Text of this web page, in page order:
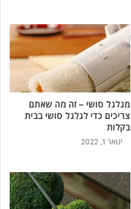
מגלגל סושי – זה מה שאתם
צריכים כדי לגלגל סושי בבית
בקלות
ינואר 1, 2022